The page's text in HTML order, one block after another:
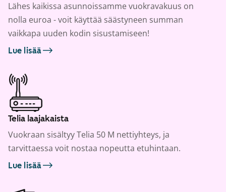
Lähes kaikissa asunnoissamme vuokravakuus on
nolla euroa - voit käyttää säästyneen summan
vaikkapa uuden kodin sisustamiseen!
Lue lisää
Telia laajakaista
Vuokraan sisältyy Telia 50 M nettiyhteys, ja
tarvittaessa voit nostaa nopeutta etuhintaan.
Lue lisää